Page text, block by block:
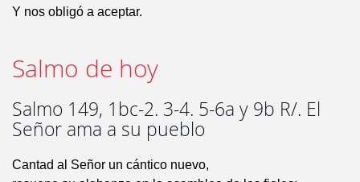
Y nos obligó a aceptar.
Salmo de hoy
Salmo 149, 1bc-2. 3-4. 5-6a y 9b R/. El
Señor ama a su pueblo
Cantad al Señor un cántico nuevo,